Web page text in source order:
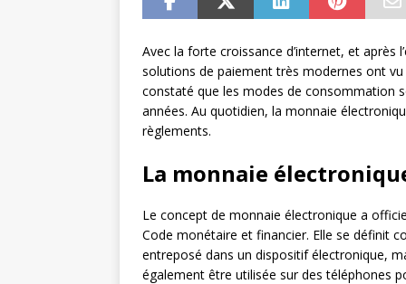
Avec la forte croissance d’internet, et après
solutions de paiement très modernes ont
constaté que les modes de consommation
années. Au quotidien, la monnaie
règlements.
La monnaie
Le concept de monnaie électronique a
Code monétaire et financier. Elle se définit
entreposé dans un dispositif électronique,
également être utilisée sur des téléphones